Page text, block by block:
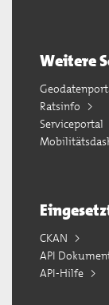
Weitere
Ratsinfo
Serviceportal
CKAN
API
API-Hilfe